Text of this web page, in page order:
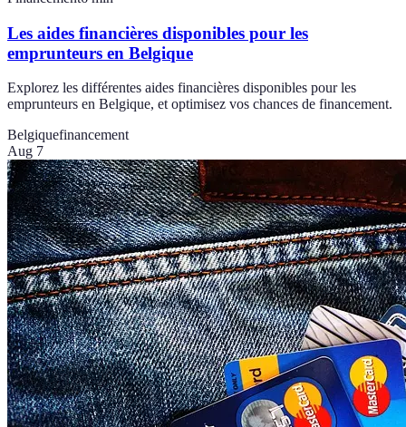
Les aides financières disponibles pour les
emprunteurs en Belgique
Explorez les différentes aides financières disponibles pour les
emprunteurs en Belgique, et optimisez vos chances de financement.
Belgiquefinancement
Aug 7